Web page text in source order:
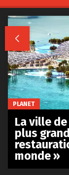

PLANET
La ville
plus
monde »